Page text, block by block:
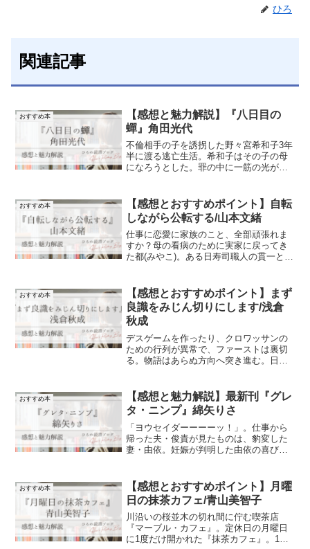
ひろ
関連記事
おすすめ本
【感想と魅力解説】『八日目の
蟬』角田光代
不倫相手の子を誘拐した野々宮希和子3年
半に渡る逃亡生活。希和子はその子の母
になろうとした。罪の中に一筋の光が降
に、読者が抱えるものは、どう捉えるべ
きか分からない感情かもしれない。
おすすめ本
【感想とおすすめポイント】自転
しながら公転する/山本文緒
仕事に恋愛に家族のこと、全部頑張れま
すか？母の看病のために実家に戻ってき
た都(みやこ)。ある日寿司職人の貫一と出
様々な問題が降り注ぎ、見えない終着地
点はどこにあるのか…。山本文緒さん最
期の長編小説。
おすすめ本
【感想とおすすめポイント】まず
良識をみじん切りにします/浅倉
秋成
デスゲームを作ったり、クロワッサンの
ための行列が異常で、ファーストは裏切
る。物語はあらぬ方向へ突き進む。日々
おすすめ本
【感想と魅力解説】最新刊『グレ
タ・ニンプ』綿矢りさ
「ヨウセイダーーーーッ！」。仕事から
帰った夫・俊貴が見たものは、豹変した
妻・由依。妊娠が判明した由依の喜びの
由で、そして力強く、コメディでありな
がら深さもある夫婦の物語です。
おすすめ本
【感想とおすすめポイント】月曜
日の抹茶カフェ/青山美智子
川沿いの桜並木の切れ間に佇む喫茶店
『マーブル・カフェ』。定休日の月曜日
に1度だけ開かれた『抹茶カフェ』。1杯